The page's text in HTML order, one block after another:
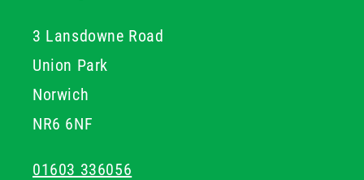
3 Lansdowne Road
Union Park
Norwich
NR6 6NF
01603 336056